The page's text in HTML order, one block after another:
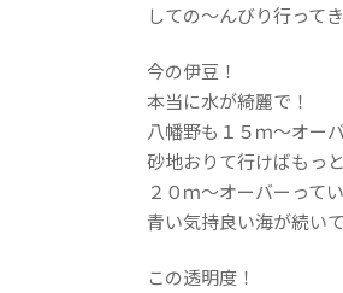
しての～んびり行って
今の伊豆！
本当に水が綺麗で！
八幡野も１５ｍ～オー
砂地おりて行けばもっ
２０ｍ～オーバーって
青い気持良い海が続い
この透明度！